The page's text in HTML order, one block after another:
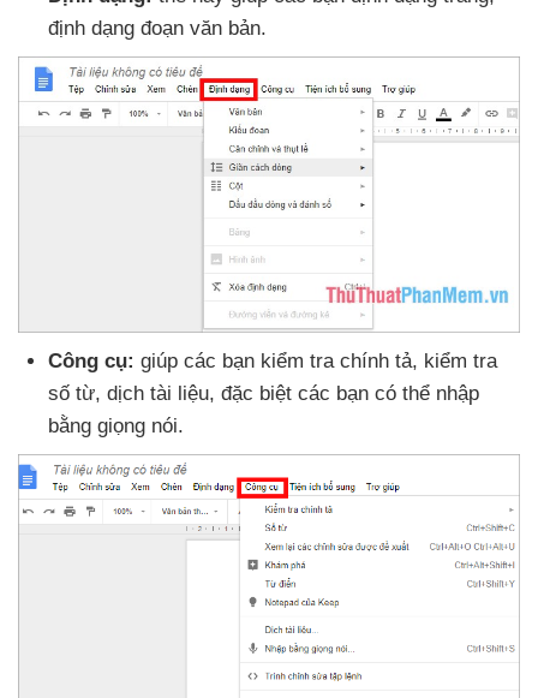
định dạng đoạn văn bản.
Công cụ: giúp các bạn kiểm tra chính tả, kiểm tra
số từ, dịch tài liệu, đặc biệt các bạn có thể nhập
bằng giọng nói.